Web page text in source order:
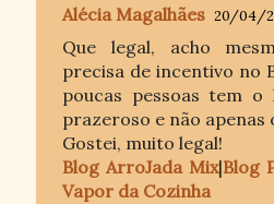
Alécia Magalhães 20/04/
Que legal, acho
precisa de incentivo no
poucas pessoas tem o
prazeroso e não apenas
Gostei, muito legal!
Blog ArroJada Mix|Blog
Vapor da Cozinha